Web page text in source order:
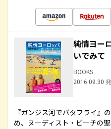
純情ヨー
いでみて
BOOKS
2016.09.30
『ガンジス河でバタフライ』
め、ヌーディスト・ビーチの